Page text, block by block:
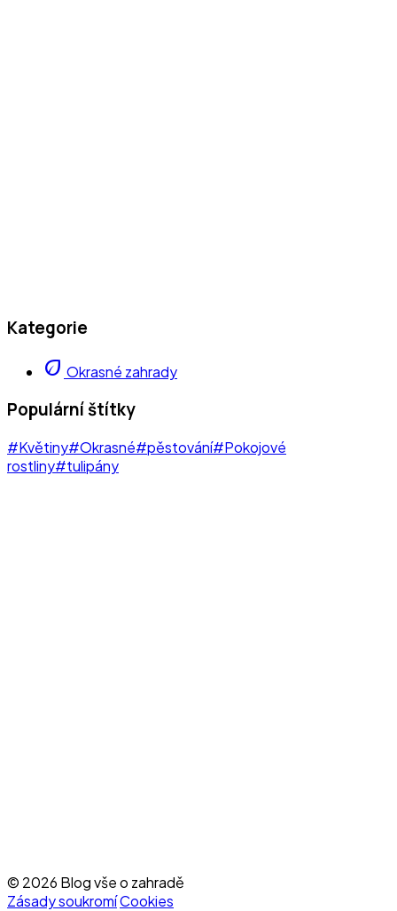
Kategorie
eco Okrasné zahrady
Populární štítky
#Květiny#Okrasné#pěstování#Pokojové
rostliny#tulipány
© 2026 Blog vše o zahradě
Zásady soukromíCookies